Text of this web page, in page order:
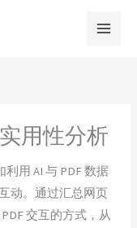
用性分析
用 AI 与 PDF 数据
动。通过汇总网页
交互的方式，从